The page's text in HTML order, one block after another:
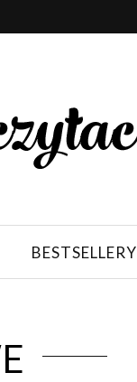
BESTSELLERY